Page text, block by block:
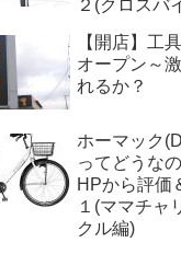
２(クロスバ
【開店】工
オープン～
れるか？
ホーマック
ってどうな
HPから評価
１(ママチャ
クル編)